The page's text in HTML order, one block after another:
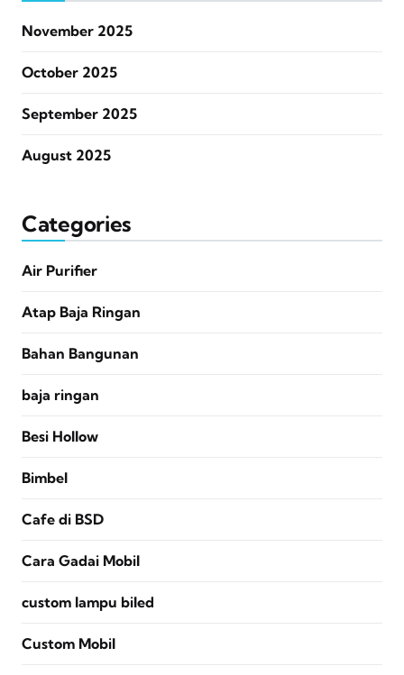
November 2025
October 2025
September 2025
August 2025
Categories
Air Purifier
Atap Baja Ringan
Bahan Bangunan
baja ringan
Besi Hollow
Bimbel
Cafe di BSD
Cara Gadai Mobil
custom lampu biled
Custom Mobil